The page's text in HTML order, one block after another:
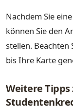
Nachdem Sie
können Sie den
stellen. Beachten
bis Ihre Karte
Weitere